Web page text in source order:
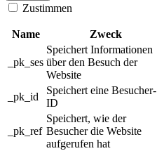
Zustimmen
Name Zweck
_pk_ses
Speichert Informationen
über den Besuch der
Website
_pk_id
Speichert eine Besucher-
ID
_pk_ref
Speichert, wie der
Besucher die Website
aufgerufen hat